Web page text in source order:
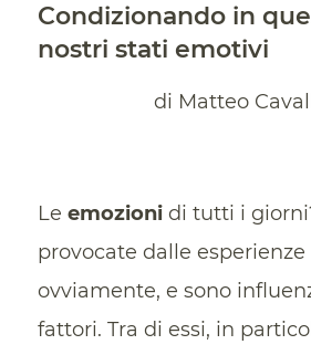
Condizionando in
nostri stati emotivi
di Matteo
Le emozionidi tutti i
provocate dalle esperienze
ovviamente, e sono
fattori. Tra di essi, in